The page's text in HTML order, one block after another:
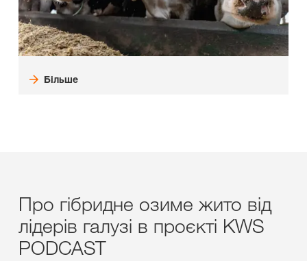
Більше
Про гібридне озиме жито від
лідерів галузі в проєкті KWS
PODCAST